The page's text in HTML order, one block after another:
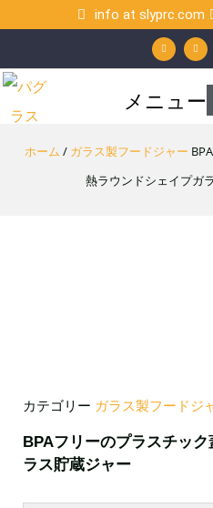
を
info at slyprc.com
W
h
a
t
s
フ
ェ
イ
ス
ブ
メ
ン
メ
メニュー
ホーム / ガラス製フードジャー
熱ラウンドシェイプガ
カテゴリー ガラス製フードジ
BPAフリーのプラスチッ
ラス貯蔵ジャー